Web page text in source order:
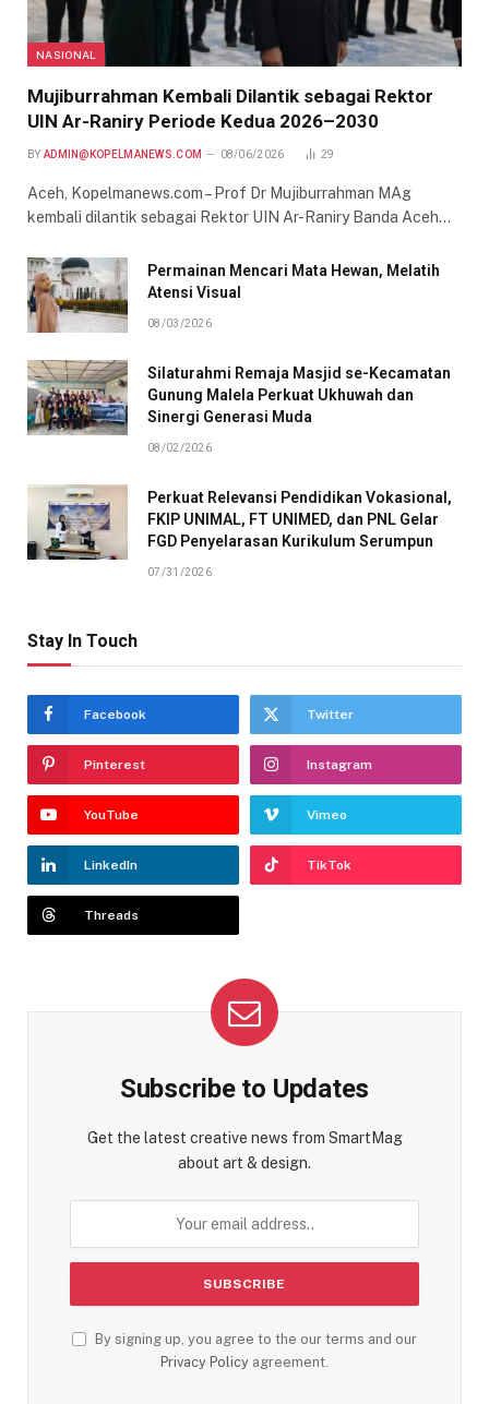
NASIONAL
Mujiburrahman Kembali Dilantik sebagai Rektor
UIN Ar-Raniry Periode Kedua 2026–2030
BY ADMIN@KOPELMANEWS.COM 08/06/2026 29
Aceh, Kopelmanews.com – Prof Dr Mujiburrahman MAg
kembali dilantik sebagai Rektor UIN Ar-Raniry Banda Aceh…
Permainan Mencari Mata Hewan, Melatih
Atensi Visual
08/03/2026
Silaturahmi Remaja Masjid se-Kecamatan
Gunung Malela Perkuat Ukhuwah dan
Sinergi Generasi Muda
08/02/2026
Perkuat Relevansi Pendidikan Vokasional,
FKIP UNIMAL, FT UNIMED, dan PNL Gelar
FGD Penyelarasan Kurikulum Serumpun
07/31/2026
Stay In Touch
Facebook Twitter
Pinterest Instagram
YouTube Vimeo
LinkedIn TikTok
Threads
Subscribe to Updates
Get the latest creative news from SmartMag
about art & design.
By signing up, you agree to the our terms and our
Privacy Policy agreement.